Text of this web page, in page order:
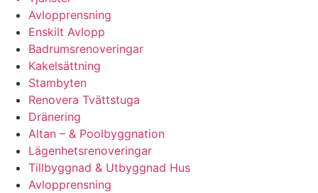
Avlopprensning
Enskilt Avlopp
Badrumsrenoveringar
Kakelsättning
Stambyten
Renovera Tvättstuga
Dränering
Altan – & Poolbyggnation
Lägenhetsrenoveringar
Tillbyggnad & Utbyggnad Hus
Avlopprensning